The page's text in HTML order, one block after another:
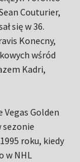
Couturier,
się w 36.
Konecny,
wśród
Kadri,
Vegas Golden
sezonie
roku, kiedy
w NHL